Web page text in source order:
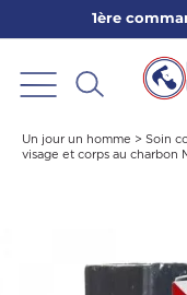
1ère
Un jour un homme > Soin
visage et corps au charbon